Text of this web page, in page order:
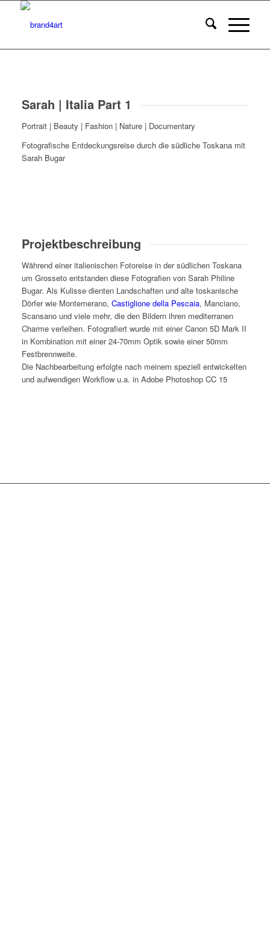
Sarah | Italia Part 1
Portrait | Beauty | Fashion | Nature | Documentary
Fotografische Entdeckungsreise durch die südliche Toskana mit
Sarah Bugar
Projektbeschreibung
Während einer italienischen Fotoreise in der südlichen Toskana
um Grosseto entstanden diese Fotografien von Sarah Philine
Bugar. Als Kulisse dienten Landschaften und alte toskanische
Dörfer wie Montemerano, Castiglione della Pescaia, Manciano,
Scansano und viele mehr, die den Bildern ihren mediterranen
Charme verleihen. Fotografiert wurde mit einer Canon 5D Mark II
in Kombination mit einer 24-70mm Optik sowie einer 50mm
Festbrennweite.
Die Nachbearbeitung erfolgte nach meinem speziell entwickelten
und aufwendigen Workflow u.a. in Adobe Photoshop CC 15